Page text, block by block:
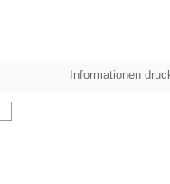
Informationen